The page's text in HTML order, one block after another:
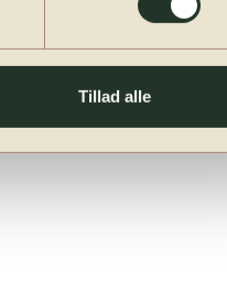
Tillad alle
— gratis.